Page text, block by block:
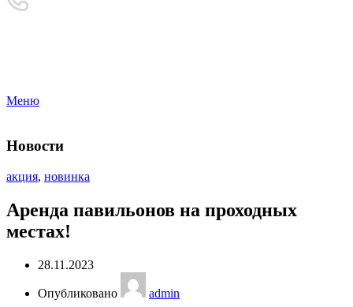
Меню
Новости
акция, новинка
Аренда павильонов на проходных
местах!
28.11.2023
Опубликовано
admin